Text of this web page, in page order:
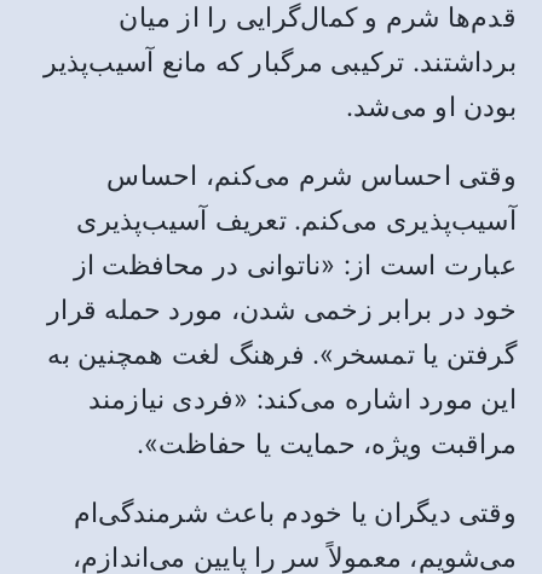
قدم‌ها شرم و کمال‌گرایی را از میان
برداشتند. ترکیبی مرگبار که مانع آسیب‌پذیر
بودن او می‌شد.
وقتی احساس شرم می‌کنم، احساس
آسیب‌پذیری می‌کنم. تعریف آسیب‌پذیری
عبارت است از: «ناتوانی در محافظت از
خود در برابر زخمی شدن، مورد حمله قرار
گرفتن یا تمسخر». فرهنگ لغت همچنین به
این مورد اشاره می‌کند: «فردی نیازمند
مراقبت ویژه، حمایت یا حفاظت».
وقتی دیگران یا خودم باعث شرمند‌گی‌ام
می‌شویم، معمولاً سر را پایین می‌اندازم،